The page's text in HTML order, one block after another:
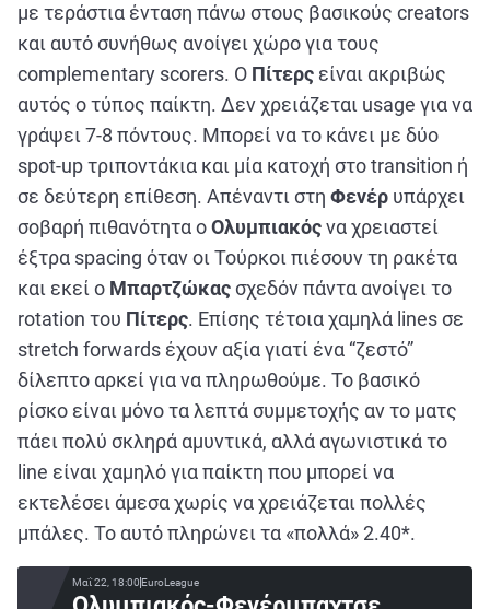
με τεράστια ένταση πάνω στους βασικούς creators
και αυτό συνήθως ανοίγει χώρο για τους
complementary scorers. Ο Πίτερς είναι ακριβώς
αυτός ο τύπος παίκτη. Δεν χρειάζεται usage για να
γράψει 7-8 πόντους. Μπορεί να το κάνει με δύο
spot-up τριποντάκια και μία κατοχή στο transition ή
σε δεύτερη επίθεση. Απέναντι στη Φενέρ υπάρχει
σοβαρή πιθανότητα οΟλυμπιακόςνα χρειαστεί
έξτρα spacing όταν οι Τούρκοι πιέσουν τη ρακέτα
και εκεί ο Μπαρτζώκαςσχεδόν πάντα ανοίγει το
rotation του Πίτερς. Επίσης τέτοια χαμηλά lines σε
stretch forwards έχουν αξία γιατί ένα “ζεστό”
δίλεπτο αρκεί για να πληρωθούμε. Το βασικό
ρίσκο είναι μόνο τα λεπτά συμμετοχής αν το ματς
πάει πολύ σκληρά αμυντικά, αλλά αγωνιστικά το
line είναι χαμηλό για παίκτη που μπορεί να
εκτελέσει άμεσα χωρίς να χρειάζεται πολλές
μπάλες. Το αυτό πληρώνει τα «πολλά» 2.40*.
Μαΐ 22, 18:00EuroLeague